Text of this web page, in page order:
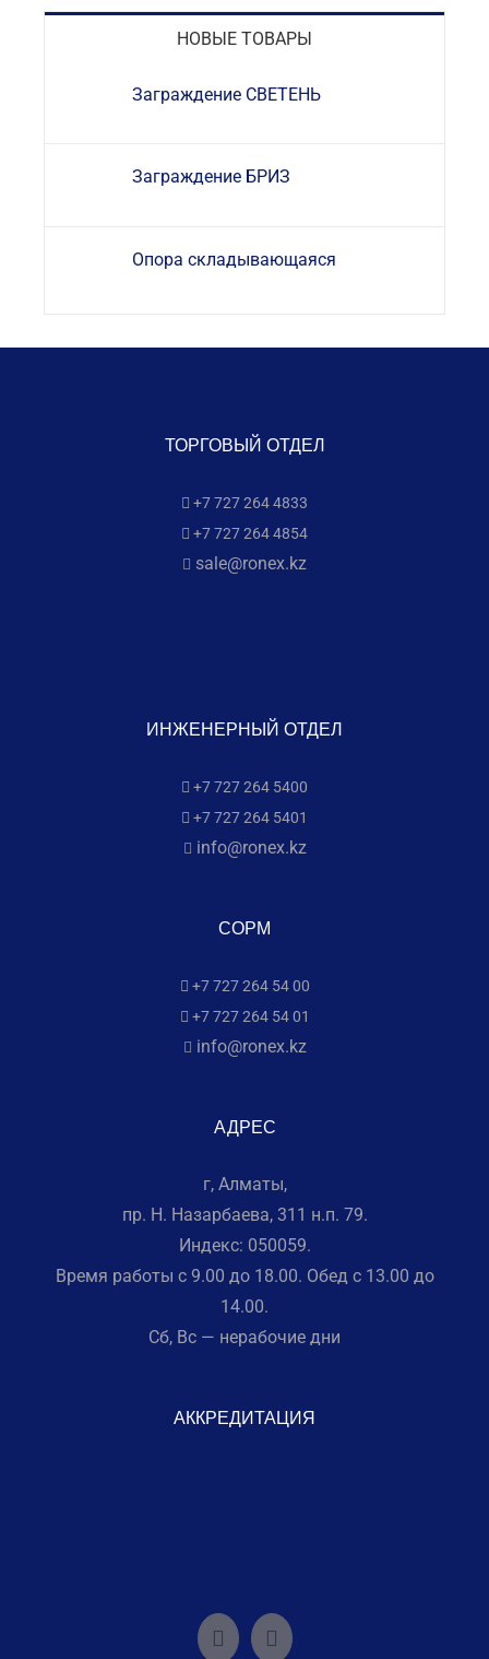
НОВЫЕ ТОВАРЫ
Заграждение СВЕТЕНЬ
Заграждение БРИЗ
Опора складывающаяся
ТОРГОВЫЙ ОТДЕЛ
+7 727 264 4833
+7 727 264 4854
sale@ronex.kz
ИНЖЕНЕРНЫЙ ОТДЕЛ
+7 727 264 5400
+7 727 264 5401
info@ronex.kz
СОРМ
+7 727 264 54 00
+7 727 264 54 01
info@ronex.kz
АДРЕС
г, Алматы,
пр. Н. Назарбаева, 311 н.п. 79.
Индекс: 050059.
Время работы с 9.00 до 18.00. Обед с 13.00 до
14.00.
Сб, Вс — нерабочие дни
АККРЕДИТАЦИЯ